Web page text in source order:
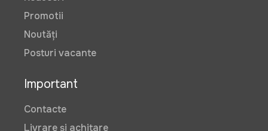
Promotii
Noutăți
Posturi vacante
Important
Contacte
Livrare și achitare